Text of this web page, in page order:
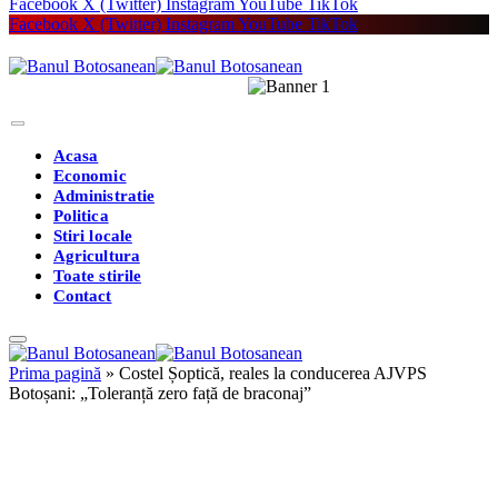
Facebook X (Twitter) InstagramYouTube TikTok
Acasa
Economic
Administratie
Politica
Stiri locale
Agricultura
Toate stirile
Contact
Prima pagină » Costel Șoptică, reales la conducerea AJVPS
Botoșani: „Toleranță zero față de braconaj”